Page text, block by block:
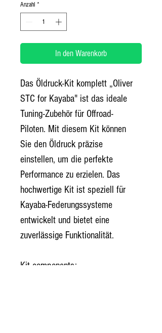
Anzahl *
In den Warenkorb
Das Öldruck-Kit komplett „Oliver
STC for Kayaba" ist das ideale
Tuning-Zubehör für Offroad-
Piloten. Mit diesem Kit können
Sie den Öldruck präzise
einstellen, um die perfekte
Performance zu erzielen. Das
hochwertige Kit ist speziell für
Kayaba-Federungssysteme
entwickelt und bietet eine
zuverlässige Funktionalität.
Kit components: